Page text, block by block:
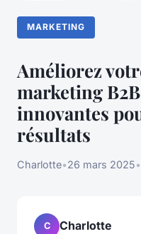
MARKETING
Améliorez
marketing
innovantes
résultats
Charlotte•26 mars 2025•
C Charlotte